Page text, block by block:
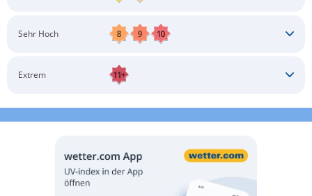
Langärmlige Bekleidung
Sonnenbrille
Sehr Hoch
Langärmlige Bekleidung
Extrem